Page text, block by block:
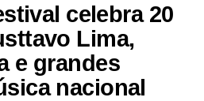
celebra 20
Lima,
e grandes
nacional